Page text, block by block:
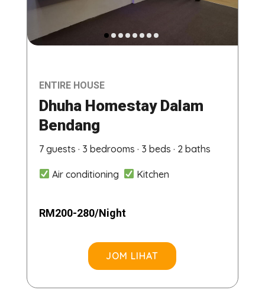
ENTIRE HOUSE
Dhuha Homestay Dalam
Bendang
7 guests · 3 bedrooms · 3 beds · 2 baths
Air conditioning Kitchen
RM200-280/Night
JOM LIHAT